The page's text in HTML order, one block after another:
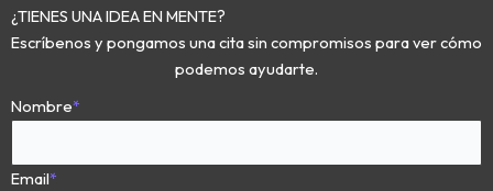
¿TIENES UNA IDEA EN MENTE?
Escríbenos y pongamos una cita sin compromisos para ver cómo
podemos ayudarte.
Nombre*
Email*